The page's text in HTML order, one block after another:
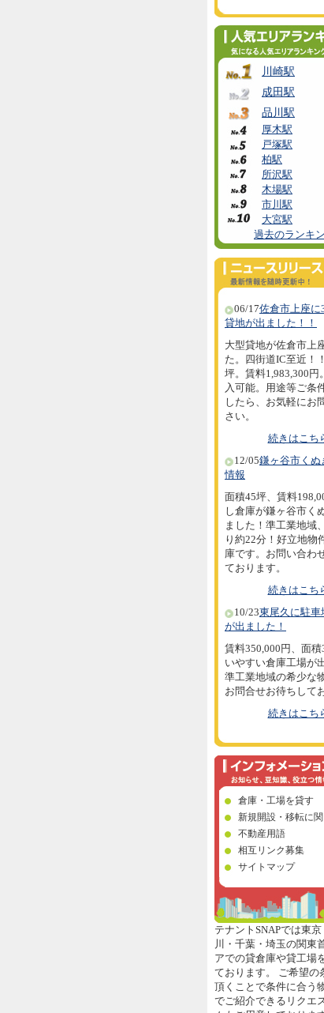
川崎駅
成田駅
品川駅
厚木駅
戸塚駅
柏駅
所沢駅
木場駅
市川駅
大宮駅
過去のランキ
06/17佐倉市上座に
貸地が出ました！！
大型貸地が佐倉市上
た。四街道IC至近！
坪。賃料1,983,300円
入可能。用途等ご条
したら、お気軽にお
さい。
続きはこち
12/05鎌ヶ谷市くぬ
情報
面積45坪、賃料
し倉庫が鎌ヶ谷市く
ました！準工業地域
り約22分！好立地物
庫です。お問い合わ
ております。
続きはこち
10/23東尾久に駐車
が出ました！
賃料350,000円、面積
いやすい倉庫工場が
準工業地域の希少な
お問合せお待ちして
続きはこち
倉庫・工場を貸す
新規開設・移転に
不動産用語
相互リンク募集
サイトマップ
テナントSNAPでは東
川・千葉・埼玉の関東
アでの貸倉庫や貸工場
ております。 ご希望の
頂くことで条件に合う
でご紹介できるリクエ